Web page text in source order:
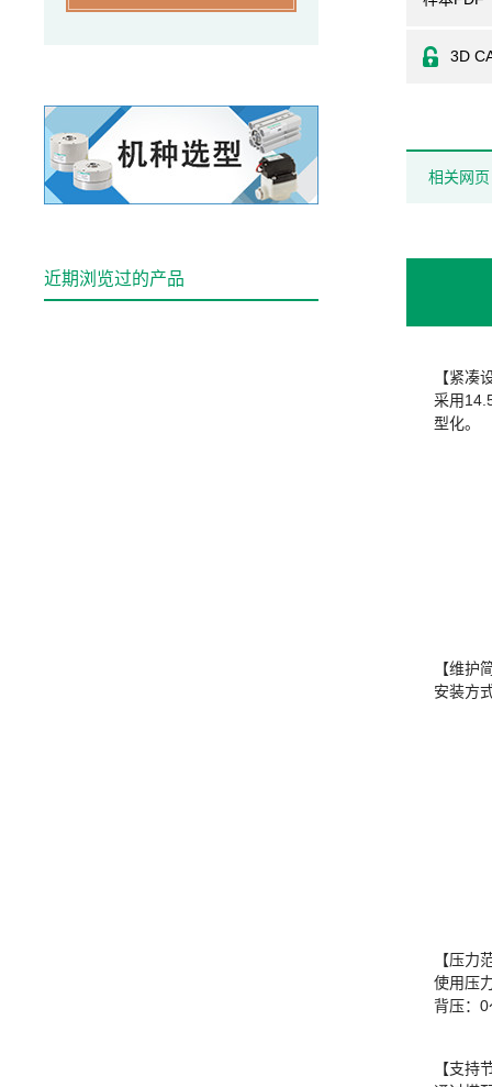
3D
相关网页
【紧凑
采用
型化。
【维护
安装方
【压力
使用压
背压：
【支持
近期浏览过的产品